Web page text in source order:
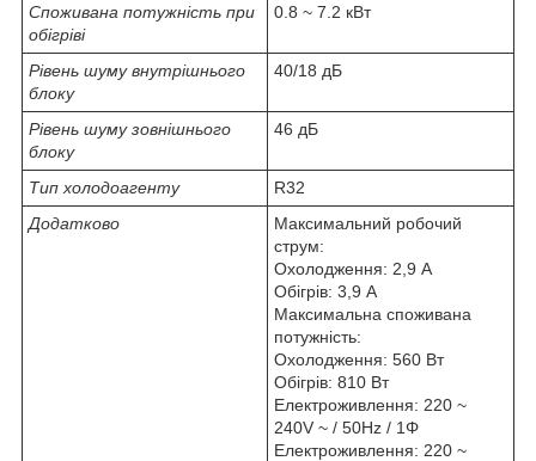
Споживана потужність при
обігріві
0.8 ~ 7.2 кВт
Рівень шуму внутрішнього
блоку
40/18 дБ
Рівень шуму зовнішнього
блоку
46 дБ
Тип холодоагенту
R32
Додатково
Максимальний робочий
струм:
Охолодження: 2,9 А
Обігрів: 3,9 А
Максимальна споживана
потужність:
Охолодження: 560 Вт
Обігрів: 810 Вт
Електроживлення: 220 ~
240V ~ / 50Hz / 1Φ
Електроживлення: 220 ~